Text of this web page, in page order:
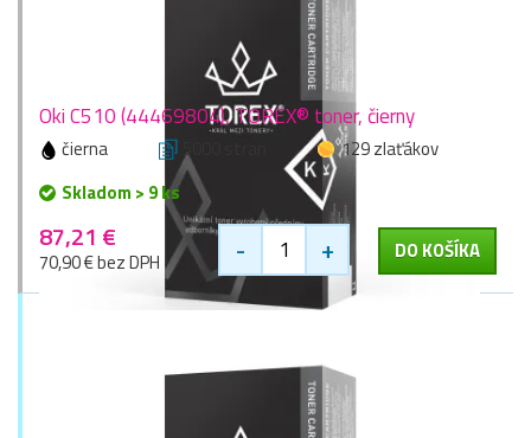
Oki C510 (44469804), TOREX® toner, čierny
čierna 5000 stran
129 zlaťákov
Skladom > 9 ks
87,21 €
70,90 € bez DPH - + DO KOŠÍKA